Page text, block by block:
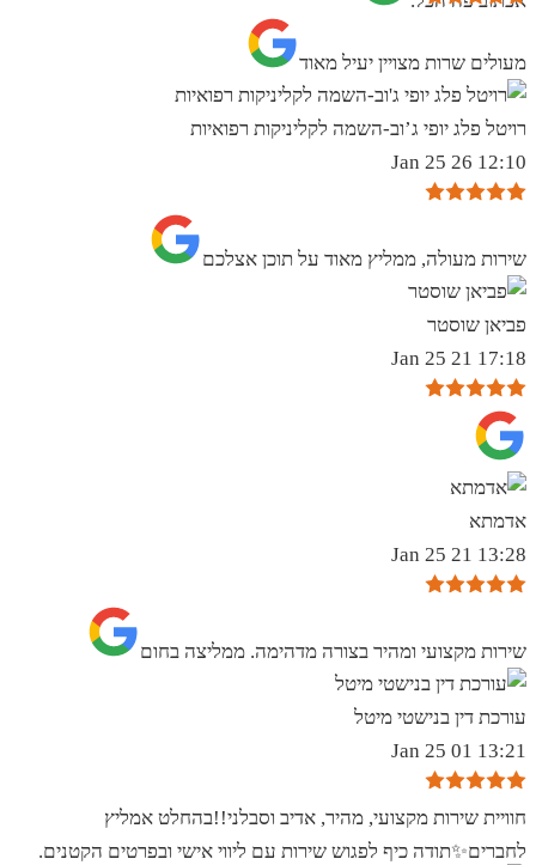
מעולים שרות מצויין יעיל מאוד
רויטל פלג יופי ג’וב-השמה לקליניקות רפואיות
12:10 26 Jan 25
שירות מעולה, ממליץ מאוד על תוכן אצלכם
פביאן שוסטר
17:18 21 Jan 25
אדמתא
13:28 21 Jan 25
שירות מקצועי ומהיר בצורה מדהימה. ממליצה בחום
עורכת דין בנישטי מיטל
13:21 01 Jan 25
חוויית שירות מקצועי, מהיר, אדיב וסבלני!!בהחלט אמליץ
לחברים✨️תודה כיף לפגוש שירות עם ליווי אישי ובפרטים הקטנים.